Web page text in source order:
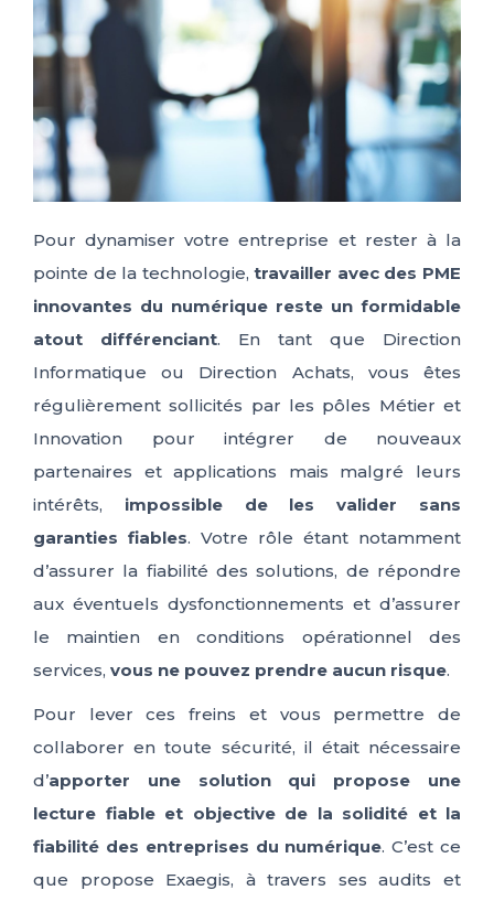
Pour dynamiser votre entreprise et rester à la
pointe de la technologie,travailler avec des PME
innovantes du numérique reste un formidable
atout différenciant. En tant que Direction
Informatique ou Direction Achats, vous êtes
régulièrement sollicités par les pôles Métier et
Innovation pour intégrer de nouveaux
partenaires et applications mais malgré leurs
intérêts, impossible de les valider sans
garanties fiables. Votre rôle étant notamment
d’assurer la fiabilité des solutions, de répondre
aux éventuels dysfonctionnements et d’assurer
le maintien en conditions opérationnel des
services, vous ne pouvez prendre aucun risque.
Pour lever ces freins et vous permettre de
collaborer en toute sécurité, il était nécessaire
d’apporter une solution qui propose une
lecture fiable et objective de la solidité et la
fiabilité des entreprises du numérique. C’est ce
que propose Exaegis, à travers ses audits et